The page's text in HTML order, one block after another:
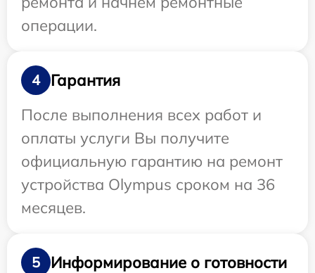
операции.
4
Гарантия
После выполнения всех работ и
оплаты услуги Вы получите
официальную гарантию на ремонт
устройства Olympus сроком на 36
месяцев.
5
Информирование о готовности